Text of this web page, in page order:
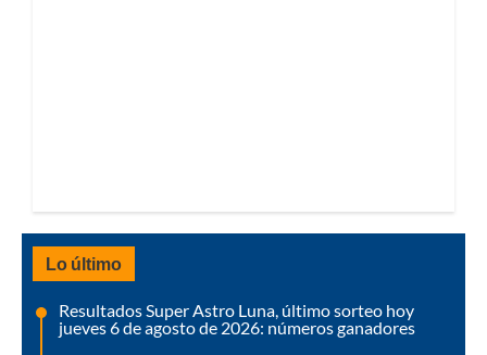
Lo último
Resultados Super Astro Luna, último sorteo hoy
jueves 6 de agosto de 2026: números ganadores